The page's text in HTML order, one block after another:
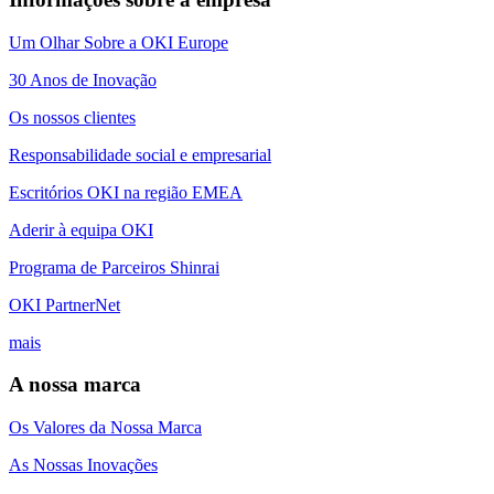
Um Olhar Sobre a OKI Europe
30 Anos de Inovação
Os nossos clientes
Responsabilidade social e empresarial
Escritórios OKI na região EMEA
Aderir à equipa OKI
Programa de Parceiros Shinrai
OKI PartnerNet
mais
A nossa marca
Os Valores da Nossa Marca
As Nossas Inovações